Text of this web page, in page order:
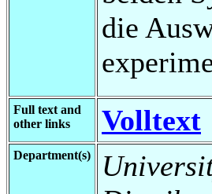
die
Full text and
other links
Volltext
Department(s)